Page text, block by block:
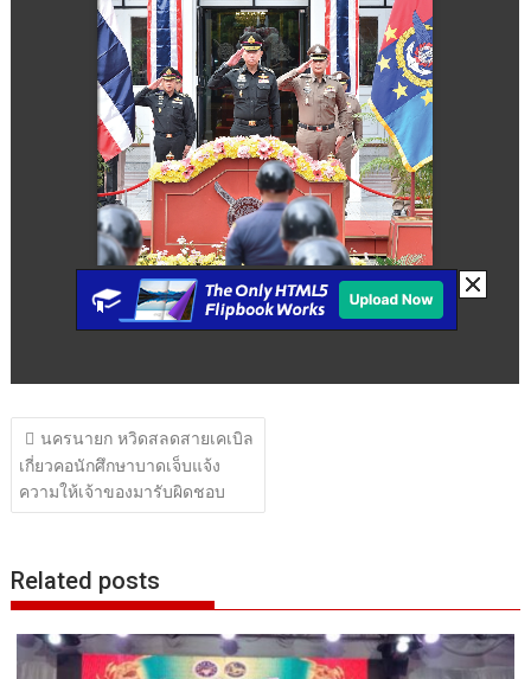
แนะแนว
เรื่อง
นครนายก หวิดสลดสายเคเบิล
เกี่ยวคอนักศึกษาบาดเจ็บแจ้ง
ความให้เจ้าของมารับผิดชอบ
Related posts